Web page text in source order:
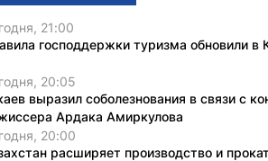
21:00
господдержки туризма обновили в
20:05
выразил соболезнования в связи с
Ардака Амиркулова
20:00
расширяет производство и